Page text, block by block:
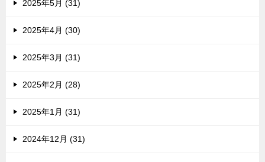
2025年5月 (31)
2025年4月 (30)
2025年3月 (31)
2025年2月 (28)
2025年1月 (31)
2024年12月 (31)